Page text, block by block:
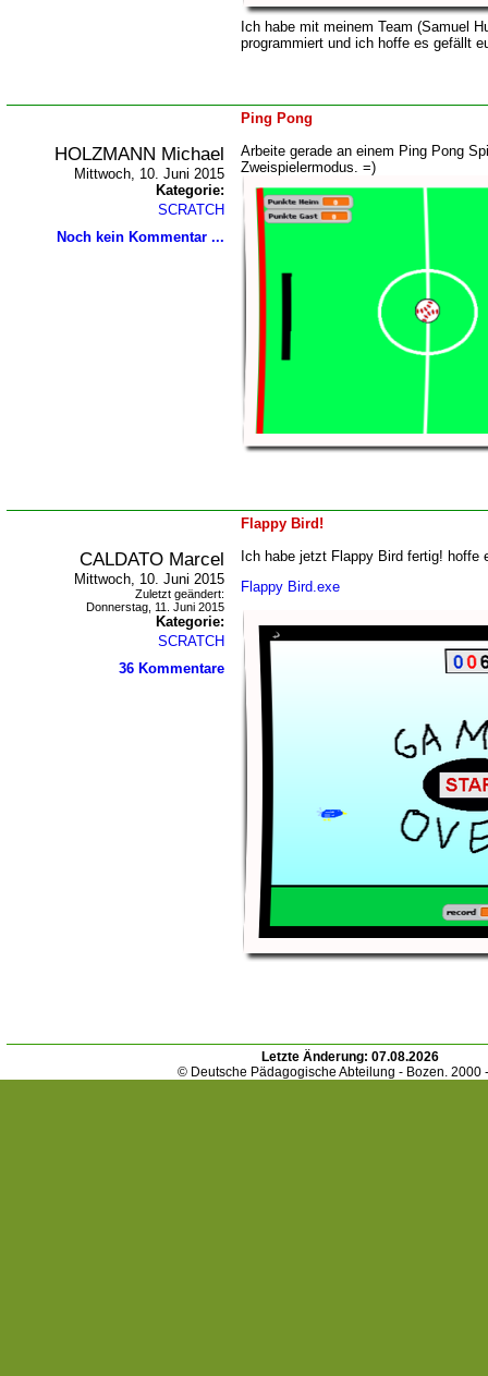
Ich habe mit meinem Team (Samuel
programmiert und ich hoffe es gefällt
Ping Pong
HOLZMANN Michael
Mittwoch, 10. Juni 2015
Kategorie:
SCRATCH
Noch kein Kommentar ...
Arbeite gerade an einem Ping Pong
Zweispielermodus. =)
Flappy Bird!
CALDATO Marcel
Mittwoch, 10. Juni 2015
Zuletzt geändert:
Donnerstag, 11. Juni 2015
Kategorie:
SCRATCH
36 Kommentare
Ich habe jetzt Flappy Bird fertig! hoffe
Flappy Bird.exe
Letzte Änderung: 07.08.2026
© Deutsche Pädagogische Abteilung - Bozen. 2000